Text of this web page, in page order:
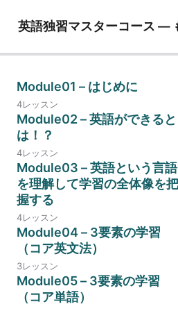
英語独習マスターコース ―
Module01 – はじめに
4レッスン
Module02 – 英語ができると
は！？
4レッスン
Module03 – 英語という言語
を理解して学習の全体像を把
握する
4レッスン
Module04 – 3要素の学習
（コア英文法）
3レッスン
Module05 – 3要素の学習
（コア単語）